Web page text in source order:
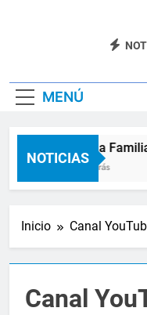
MENÚ
NOTICIAS
Dia De La Familia
3 Meses Atrás
Inicio Canal
Canal